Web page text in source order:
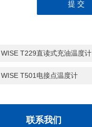
WISE T229直读式充油温度计
WISE T501电接点温度计
联系我们